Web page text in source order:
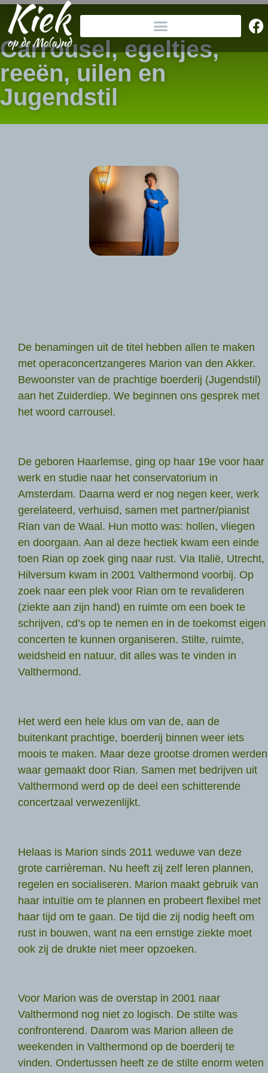
Carrousel, egeltjes,
reeën, uilen en
Jugendstil
De benamingen uit de titel hebben allen te maken
met operaconcertzangeres Marion van den Akker.
Bewoonster van de prachtige boerderij (Jugendstil)
aan het Zuiderdiep. We beginnen ons gesprek met
het woord carrousel.
De geboren Haarlemse, ging op haar 19e voor haar
werk en studie naar het conservatorium in
Amsterdam. Daarna werd er nog negen keer, werk
gerelateerd, verhuisd, samen met partner/pianist
Rian van de Waal. Hun motto was: hollen, vliegen
en doorgaan. Aan al deze hectiek kwam een einde
toen Rian op zoek ging naar rust. Via Italië, Utrecht,
Hilversum kwam in 2001 Valthermond voorbij. Op
zoek naar een plek voor Rian om te revalideren
(ziekte aan zijn hand) en ruimte om een boek te
schrijven, cd’s op te nemen en in de toekomst eigen
concerten te kunnen organiseren. Stilte, ruimte,
weidsheid en natuur, dit alles was te vinden in
Valthermond.
Het werd een hele klus om van de, aan de
buitenkant prachtige, boerderij binnen weer iets
moois te maken. Maar deze grootse dromen werden
waar gemaakt door Rian. Samen met bedrijven uit
Valthermond werd op de deel een schitterende
concertzaal verwezenlijkt.
Helaas is Marion sinds 2011 weduwe van deze
grote carrièreman. Nu heeft zij zelf leren plannen,
regelen en socialiseren. Marion maakt gebruik van
haar intuïtie om te plannen en probeert flexibel met
haar tijd om te gaan. De tijd die zij nodig heeft om
rust in bouwen, want na een ernstige ziekte moet
ook zij de drukte niet meer opzoeken.
Voor Marion was de overstap in 2001 naar
Valthermond nog niet zo logisch. De stilte was
confronterend. Daarom was Marion alleen de
weekenden in Valthermond op de boerderij te
vinden. Ondertussen heeft ze de stilte enorm weten